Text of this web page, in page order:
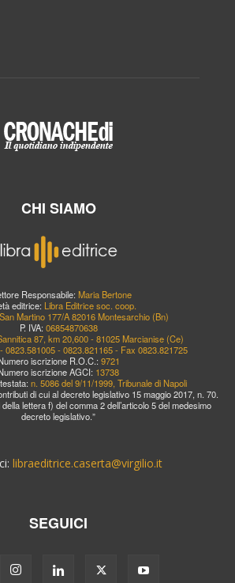
CHI SIAMO
Responsabile: Maria Bertone
editrice: Libra Editrice soc. coop.
Martino 177/A 82016 Montesarchio (Bn)
P. IVA: 06854870638
87, km 20,600 - 81025 Marcianise (Ce)
0823.581005 - 0823.821165 - Fax 0823.821725
iscrizione R.O.C.: 9721
iscrizione AGCI: 13738
n. 5086 del 9/11/1999, Tribunale di Napoli
di cui al decreto legislativo 15 maggio 2017, n. 70.
lettera f) del comma 2 dell’articolo 5 del medesimo
decreto legislativo.”
libraeditrice.caserta@virgilio.it
SEGUICI